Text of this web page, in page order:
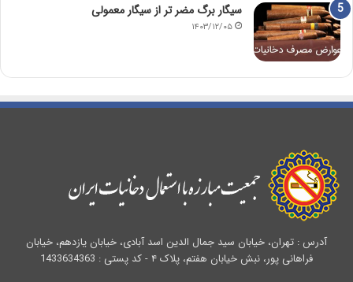
سیگار برگ مضر تر از سیگار معمولی
۱۴۰۳/۱۲/۰۵
آدرس : تهران، خیابان سید جمال الدین اسد آبادی، خیابان یازدهم، خیابان
فراهانی پور، نبش خیابان هفتم، پلاک ۴ - کد پستی : 1433634363